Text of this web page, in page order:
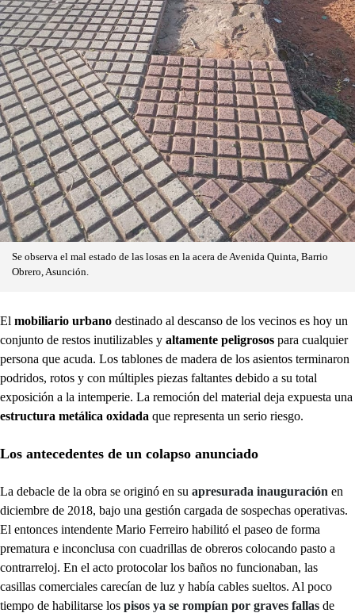
Se observa el mal estado de las losas en la acera de Avenida Quinta, Barrio
Obrero, Asunción.
El mobiliario urbano destinado al descanso de los vecinos es hoy un
conjunto de restos inutilizables y altamente peligrosos para cualquier
persona que acuda. Los tablones de madera de los asientos terminaron
podridos, rotos y con múltiples piezas faltantes debido a su total
exposición a la intemperie. La remoción del material deja expuesta una
estructura metálica oxidada que representa un serio riesgo.
Los antecedentes de un colapso anunciado
La debacle de la obra se originó en su apresurada inauguración en
diciembre de 2018, bajo una gestión cargada de sospechas operativas.
El entonces intendente Mario Ferreiro habilitó el paseo de forma
prematura e inconclusa con cuadrillas de obreros colocando pasto a
contrarreloj. En el acto protocolar los baños no funcionaban, las
casillas comerciales carecían de luz y había cables sueltos. Al poco
tiempo de habilitarse los pisos ya se rompían por graves fallas de